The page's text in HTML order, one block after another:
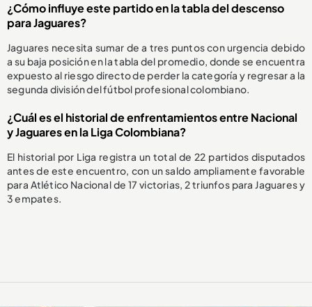
¿Cómo influye este partido en la tabla del descenso
para Jaguares?
Jaguares necesita sumar de a tres puntos con urgencia debido
a su baja posición en la tabla del promedio, donde se encuentra
expuesto al riesgo directo de perder la categoría y regresar a la
segunda división del fútbol profesional colombiano.
¿Cuál es el historial de enfrentamientos entre Nacional
y Jaguares en la Liga Colombiana?
El historial por Liga registra un total de 22 partidos disputados
antes de este encuentro, con un saldo ampliamente favorable
para Atlético Nacional de 17 victorias, 2 triunfos para Jaguares y
3 empates.